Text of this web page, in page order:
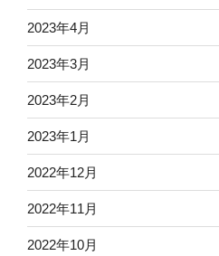
2023年4月
2023年3月
2023年2月
2023年1月
2022年12月
2022年11月
2022年10月